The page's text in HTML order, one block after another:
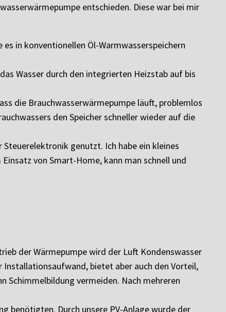
entschieden. Diese war bei mir
in konventionellen Öl-Warmwasserspeichern
Wasser durch den integrierten Heizstab auf bis
die Brauchwasserwärmepumpe läuft, problemlos
den Speicher schneller wieder auf die
genutzt. Ich habe ein kleines
von Smart-Home, kann man schnell und
der Wärmepumpe wird der Luft Kondenswasser
bietet aber auch den Vorteil,
Schimmelbildung vermeiden. Nach mehreren
benötigten. Durch unsere PV-Anlage wurde der